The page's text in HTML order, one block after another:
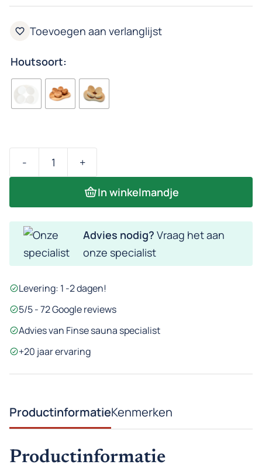
Houtsoort:
-
sauna
hoofdsteun
aantal
+
In winkelmandje
Advies nodig? Vraag het aan
onze specialist
Levering: 1 -2 dagen!
5/5 - 72 Google reviews
Advies van Finse sauna specialist
+20 jaar ervaring
ProductinformatieKenmerken
Productinformatie